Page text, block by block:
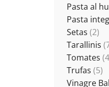
Pasta al
Pasta
Setas (2)
Tarallinis
Tomates
Trufas (5)
Vinagre